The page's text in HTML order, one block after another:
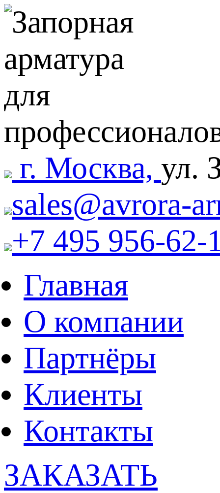
г. Москва, ул.
sales@avrora-
+7 495 956-62-
Главная
О компании
Партнёры
Клиенты
Контакты
ЗАКАЗАТЬ